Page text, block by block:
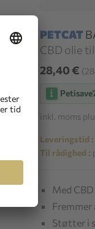
PETCAT
CBD olie
28,40 €
Petisave
inkl. moms
Leveringstid :
Til rådighed :
Med
Støtter i